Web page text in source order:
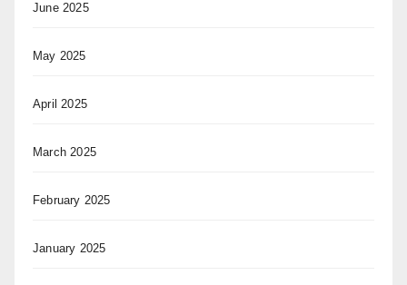
June 2025
May 2025
April 2025
March 2025
February 2025
January 2025